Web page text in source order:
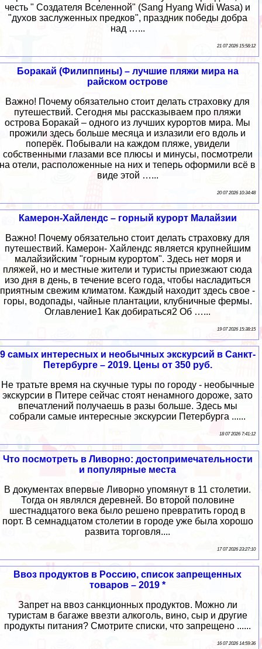
честь " Создателя Вселенной" (Sang Hyang Widi Wasa) и
"духов заслуженных предков", праздник победы добра
над …...
21 07 2026 15:58:12
Боракай (Филиппины) – лучшие пляжи мира на
райском острове
Важно! Почему обязательно стоит делать страховку для
путешествий. Сегодня мы рассказываем про пляжи
острова Боракай – одного из лучших курортов мира. Мы
прожили здесь больше месяца и излазили его вдоль и
поперёк. Побывали на каждом пляже, увидели
собственными глазами все плюсы и минусы, посмотрели
на отели, расположенные на них и теперь оформили всё в
виде этой …...
20 07 2026 10:34:48
Камерон-Хайлендс – горный курорт Малайзии
Важно! Почему обязательно стоит делать страховку для
путешествий. Камерон- Хайлендс является крупнейшим
малайзийским "горным курортом". Здесь нет моря и
пляжей, но и местные жители и туристы приезжают сюда
изо дня в день, в течение всего года, чтобы насладиться
приятным свежим климатом. Каждый находит здесь свое -
горы, водопады, чайные плантации, клубничные фермы.
Оглавление1 Как добираться2 Об …...
19 07 2026 15:38:15
9 самых интересных и необычных экскурсий в Санкт-
Петербурге – 2019. Цены от 350 руб.
Не тратьте время на скучные туры по городу - необычные
экскурсии в Питере сейчас стоят ненамного дороже, зато
впечатлений получаешь в разы больше. Здесь мы
собрали самые интересные экскурсии Петербурга ......
18 07 2026 7:41:12
Что посмотреть в Ливорно: достопримечательности
и популярные места
В документах впервые Ливорно упомянут в 11 столетии.
Тогда он являлся деревней. Во второй половине
шестнадцатого века было решено превратить город в
порт. В семнадцатом столетии в городе уже была хорошо
развита торговля....
17 07 2026 23:27:10
Ввоз продуктов в Россию, список запрещенных
товаров – 2019 *
Запрет на ввоз санкционных продуктов. Можно ли
туристам в багаже ввезти алкоголь, вино, сыр и другие
продукты питания? Смотрите списки, что запрещено ......
16 07 2026 14:59:36